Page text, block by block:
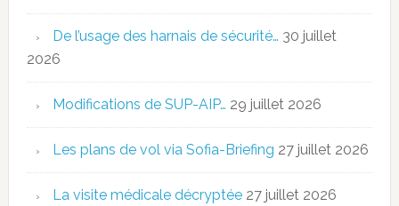
De l’usage des harnais de sécurité… 30 juillet
2026
Modifications de SUP-AIP… 29 juillet 2026
Les plans de vol via Sofia-Briefing 27 juillet 2026
La visite médicale décryptée 27 juillet 2026